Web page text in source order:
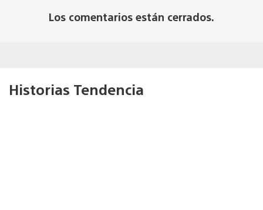
Los comentarios están cerrados.
Historias Tendencia